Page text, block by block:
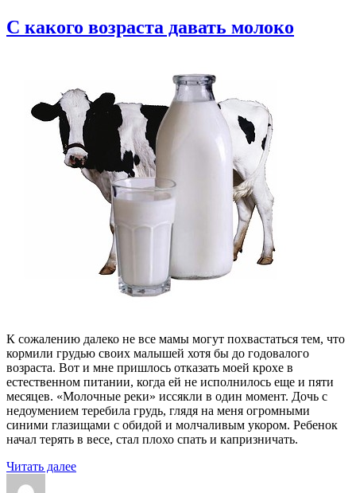
С какого возраста давать молоко
К сожалению далеко не все мамы могут похвастаться тем, что
кормили грудью своих малышей хотя бы до годовалого
возраста. Вот и мне пришлось отказать моей крохе в
естественном питании, когда ей не исполнилось еще и пяти
месяцев. «Молочные реки» иссякли в один момент. Дочь с
недоумением теребила грудь, глядя на меня огромными
синими глазищами с обидой и молчаливым укором. Ребенок
начал терять в весе, стал плохо спать и капризничать.
Читать далее«С